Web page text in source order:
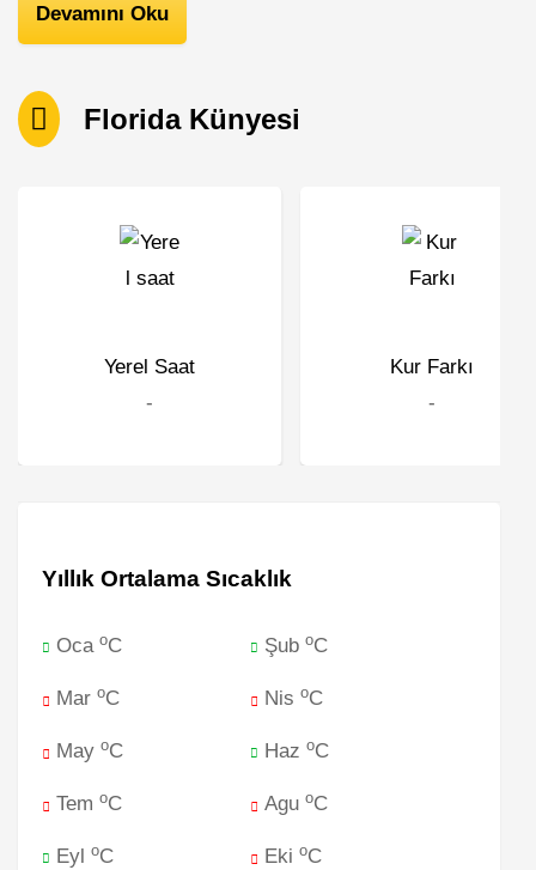
Devamını Oku
Florida Künyesi
Yerel Saat
-
Kur Farkı
-
Yıllık Ortalama Sıcaklık
Oca oC ŞuboC
Mar oC NisoC
May oC HazoC
Tem oC AguoC
Eyl oC EkioC